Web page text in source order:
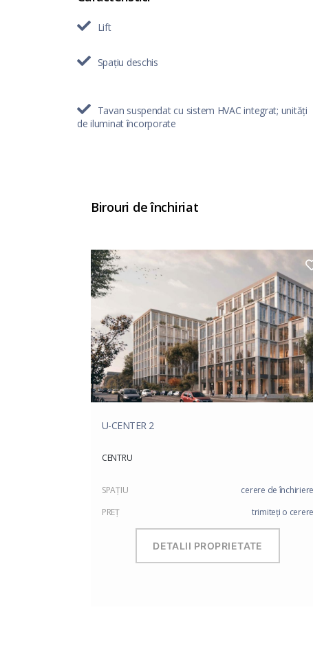
Lift
Spațiu deschis
Tavan suspendat cu sistem HVAC integrat; unități
de iluminat încorporate
Birouri de închiriat
U-CENTER 2
CENTRU
SPAŢIU
cerere de închiriere
PREŢ
trimiteți o cerere
DETALII PROPRIETATE